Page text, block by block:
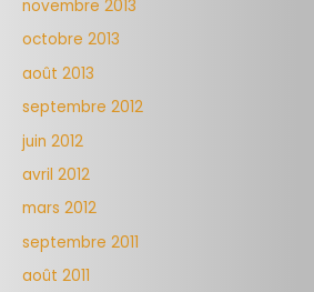
novembre 2013
octobre 2013
août 2013
septembre 2012
juin 2012
avril 2012
mars 2012
septembre 2011
août 2011